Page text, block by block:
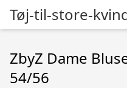
Tøj-til-store-
ZbyZ Dame
54/56